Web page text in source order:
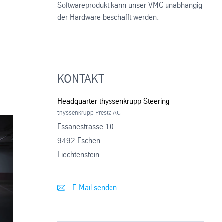
Softwareprodukt kann unser VMC unabhängig
der Hardware beschafft werden.
KONTAKT
Headquarter thyssenkrupp Steering
thyssenkrupp Presta AG
Essanestrasse 10
9492 Eschen
Liechtenstein
E-Mail senden